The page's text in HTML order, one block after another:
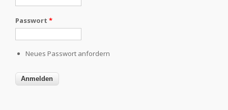
Passwort *
Neues Passwort anfordern